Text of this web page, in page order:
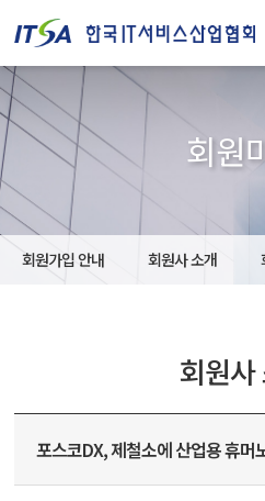
회원
회원가입 안내 회원사 소개
회원사
포스코DX, 제철소에 산업용 휴머